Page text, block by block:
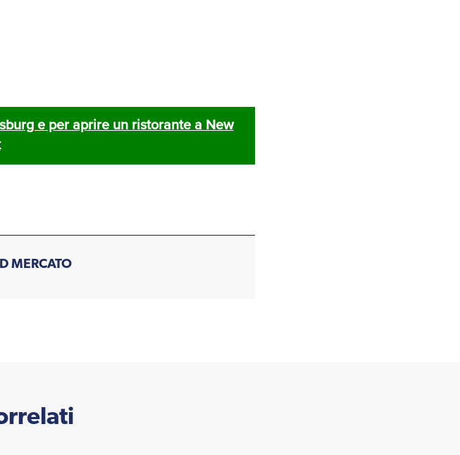
e per aprire un ristorante a New
MERCATO